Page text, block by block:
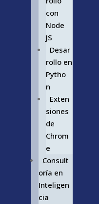
con
Node
JS
Desar
rollo en
Pytho
n
Exten
siones
de
Chrom
e
Consult
oría en
Inteligen
cia